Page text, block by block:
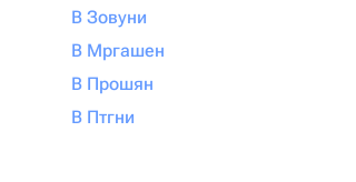
В Зовуни
В Мргашен
В Прошян
В Птгни